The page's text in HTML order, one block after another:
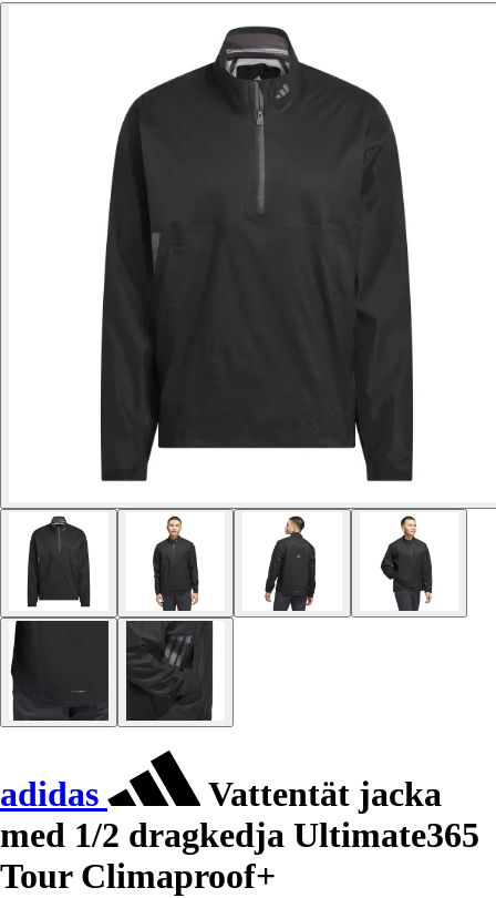
adidas
Vattentät jacka
med 1/2 dragkedja Ultimate365
Tour Climaproof+